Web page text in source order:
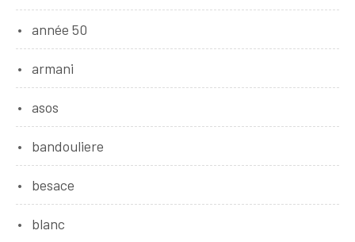
année 50
armani
asos
bandouliere
besace
blanc